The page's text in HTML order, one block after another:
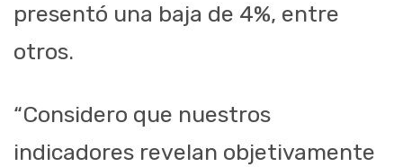
presentó una baja de 4%, entre
otros.
“Considero que nuestros
indicadores revelan objetivamente